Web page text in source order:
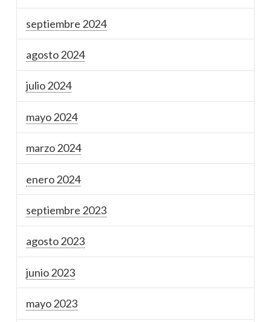
septiembre 2024
agosto 2024
julio 2024
mayo 2024
marzo 2024
enero 2024
septiembre 2023
agosto 2023
junio 2023
mayo 2023